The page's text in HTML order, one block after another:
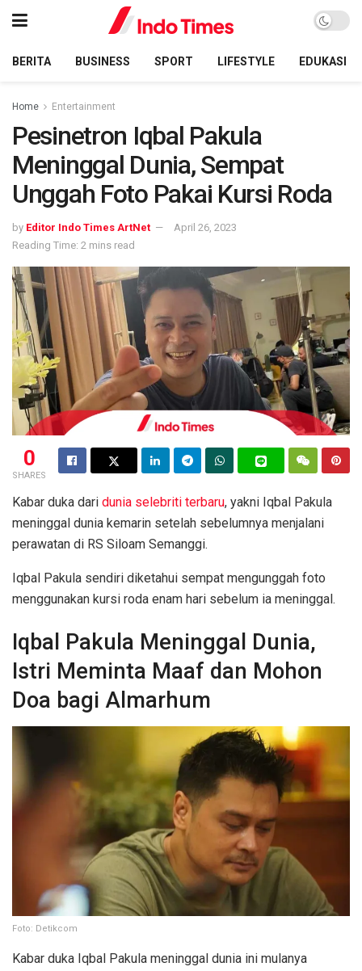
BERITA BUSINESS SPORT LIFESTYLE EDUKASI
Home Entertainment
Pesinetron Iqbal Pakula
Meninggal Dunia, Sempat
Unggah Foto Pakai Kursi Roda
by Editor Indo Times ArtNet
April 26, 2023
Reading Time: 2 mins read
0
SHARES
Kabar duka dari dunia selebriti terbaru, yakni Iqbal Pakula
meninggal dunia kemarin setelah sebelumnya menjalani
perawatan di RS Siloam Semanggi.
Iqbal Pakula sendiri diketahui sempat mengunggah foto
menggunakan kursi roda enam hari sebelum ia meninggal.
Iqbal Pakula Meninggal Dunia,
Istri Meminta Maaf dan Mohon
Doa bagi Almarhum
Foto: Detikcom
Kabar duka Iqbal Pakula meninggal dunia ini mulanya